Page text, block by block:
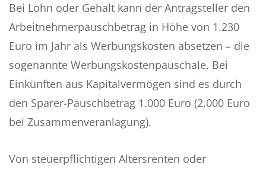
Bei Lohn oder Gehalt kann der Antragsteller den
Arbeitnehmerpauschbetrag in Höhe von 1.230
Euro im Jahr als Werbungskosten absetzen – die
sogenannte Werbungskostenpauschale. Bei
Einkünften aus Kapitalvermögen sind es durch
den Sparer-Pauschbetrag 1.000 Euro (2.000 Euro
bei Zusammenveranlagung).
Von steuerpflichtigen Altersrenten oder